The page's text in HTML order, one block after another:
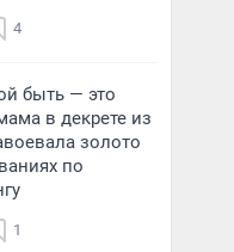
4
быть — это
в декрете из
золото
по
1